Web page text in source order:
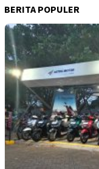
BERITA POPULER